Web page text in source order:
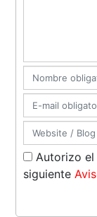
Autorizo el
siguiente